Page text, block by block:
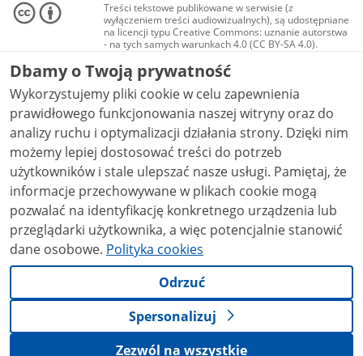
Treści tekstowe publikowane w serwisie (z
wyłączeniem treści audiowizualnych), są udostępniane
na licencji typu Creative Commons: uznanie autorstwa
- na tych samych warunkach 4.0 (CC BY-SA 4.0).
Materiały audiowizualne, w tym zdjęcia, materiały
audio i wideo, są udostępniane na licencji typu
Creative Commons: uznanie autorstwa użycie
niekomercyjne - bez utworów zależnych 4.0 (CC BY-
NC-ND 4.0), o ile nie jest to stwierdzone inaczej.
Dbamy o Twoją prywatność
Wykorzystujemy pliki cookie w celu zapewnienia
prawidłowego funkcjonowania naszej witryny oraz do
analizy ruchu i optymalizacji działania strony. Dzięki nim
możemy lepiej dostosować treści do potrzeb
użytkowników i stale ulepszać nasze usługi. Pamiętaj, że
informacje przechowywane w plikach cookie mogą
pozwalać na identyfikację konkretnego urządzenia lub
przeglądarki użytkownika, a więc potencjalnie stanowić
dane osobowe. Polityka cookies
Odrzuć
Spersonalizuj
Zezwól na wszystkie